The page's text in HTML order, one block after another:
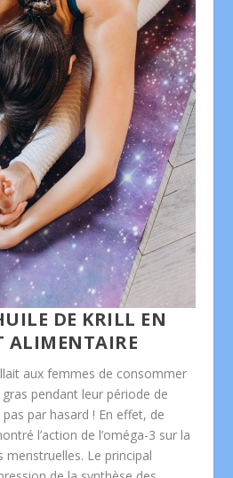
DE KRILL EN
ALIMENTAIRE
aux femmes de consommer
pendant leur période de
par hasard ! En effet, de
l’action de l’oméga-3 sur la
menstruelles. Le principal